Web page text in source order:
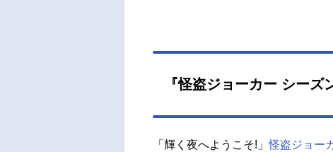
『怪盗ジョーカー シーズ
「輝く夜へようこそ!」怪盗ジョー